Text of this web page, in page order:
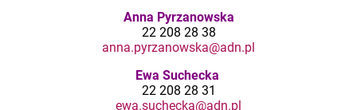
Anna Pyrzanowska
22 208 28 38
anna.pyrzanowska@adn.pl
Ewa Suchecka
22 208 28 31
ewa.suchecka@adn.pl